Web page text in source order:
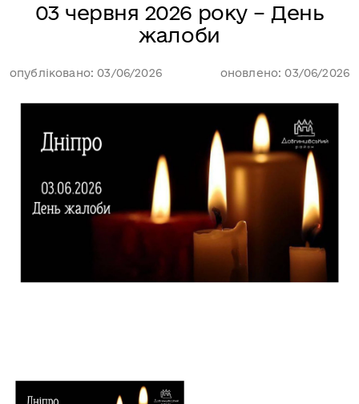
03 червня 2026 року – День
жалоби
опубліковано: 03/06/2026 оновлено: 03/06/2026